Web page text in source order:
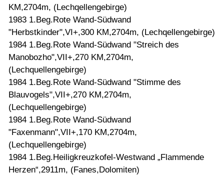
KM,2704m, (Lechqellengebirge)
1983 1.Beg.Rote Wand-Südwand
"Herbstkinder",VI+,300 KM,2704m, (Lechqellengebirge)
1984 1.Beg.Rote Wand-Südwand "Streich des
Manobozho",VII+,270 KM,2704m,
(Lechquellengebirge)
1984 1.Beg.Rote Wand-Südwand "Stimme des
Blauvogels",VII+,270 KM,2704m,
(Lechquellengebirge)
1984 1.Beg.Rote Wand-Südwand
"Faxenmann",VII+,170 KM,2704m,
(Lechquellengebirge)
1984 1.Beg.Heiligkreuzkofel-Westwand „Flammende
Herzen“,2911m, (Fanes,Dolomiten)